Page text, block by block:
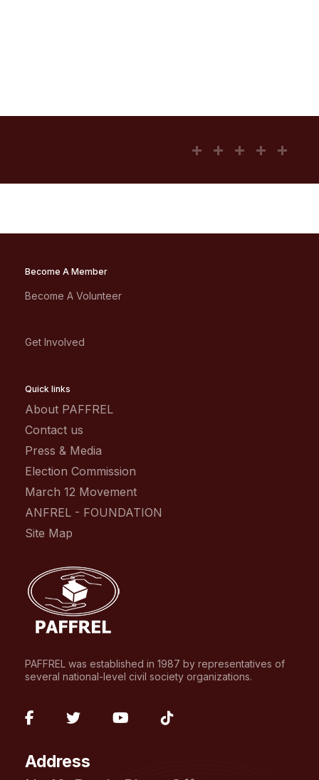
Become A Member
Become A Volunteer
Get Involved
Quick links
About PAFFREL
Contact us
Press & Media
Election Commission
March 12 Movement
ANFREL - FOUNDATION
Site Map
PAFFREL was established in 1987 by representatives of
several national-level civil society organizations.
facebook-
fab
twitter
fab
Address